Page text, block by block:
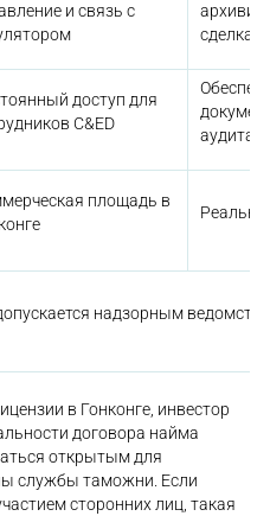
и связь с
сделках
доступ для
C&ED
аудита
площадь в
надзорным
в Гонконге, инвестор
договора найма
открытым для
службы таможни. Если
сторонних лиц, такая